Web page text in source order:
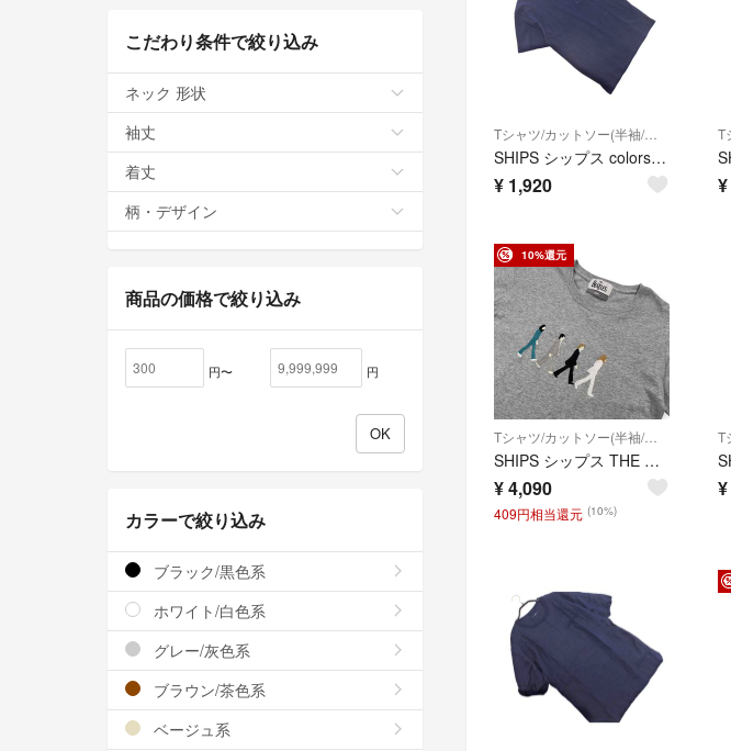
Tシャツ/カットソー(半袖/袖なし)
SHIPS シップス colors ポケット Tシャツ 紺 ■◆ メンズ
¥ 1,920 ¥
10%還元
Tシャツ/カットソー(半袖/袖なし)
SHIPS シップス THE BEATLES ビートルズ コラボ Tシャツ カットソー サイズ M /グレー/男女でも
¥4,090
409円相当還元 (10%)
¥
こだわり条件で絞り込み
ネック 形状
袖丈
着丈
柄・デザイン
商品の価格で絞り込み
円〜 円
カラーで絞り込み
ブラック/黒色系
ホワイト/白色系
グレー/灰色系
ブラウン/茶色系
ベージュ系